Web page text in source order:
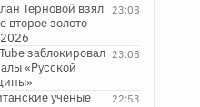
23:08
Терновой взял
второе золото
23:08
заблокировал
«Русской
22:53
ученые